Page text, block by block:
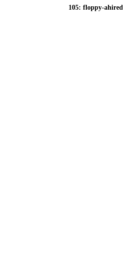
105: flop­py-